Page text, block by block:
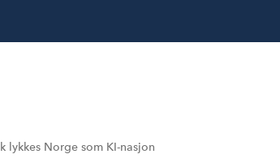
lykkes Norge som KI-nasjon